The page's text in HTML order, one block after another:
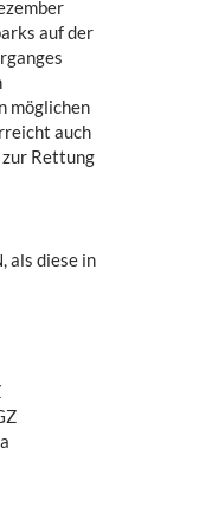
auf der
möglichen
auch
zur Rettung
als diese in